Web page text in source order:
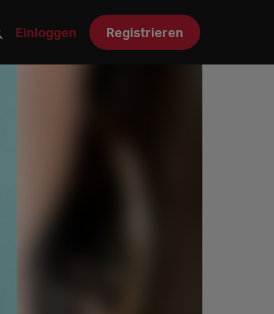
Einloggen Registrieren